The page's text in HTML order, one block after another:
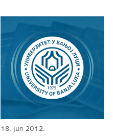
18. jun 2012.